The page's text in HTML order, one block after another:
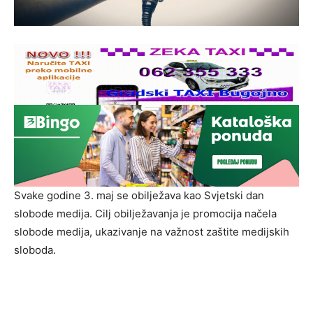
Svake godine 3. maj se obilježava kao Svjetski dan
slobode medija. Cilj obilježavanja je promocija načela
slobode medija, ukazivanje na važnost zaštite medijskih
sloboda.